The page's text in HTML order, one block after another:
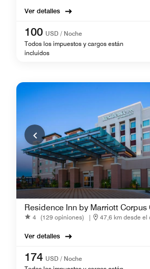
Ver detalles
100 USD / Noche
Todos los impuestos y cargos están
incluidos
Residence Inn by Marriott Corpus
4 (129 opiniones) | 47,6 km desde el
Ver detalles
174 USD / Noche